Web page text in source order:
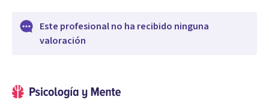
Este profesional no ha recibido ninguna
valoración